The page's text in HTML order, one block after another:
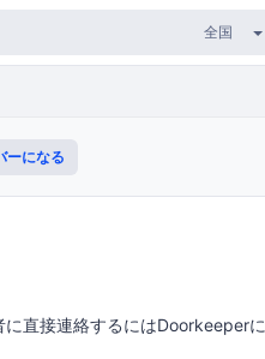
ーになる
直接連絡するにはDoorkeeperに